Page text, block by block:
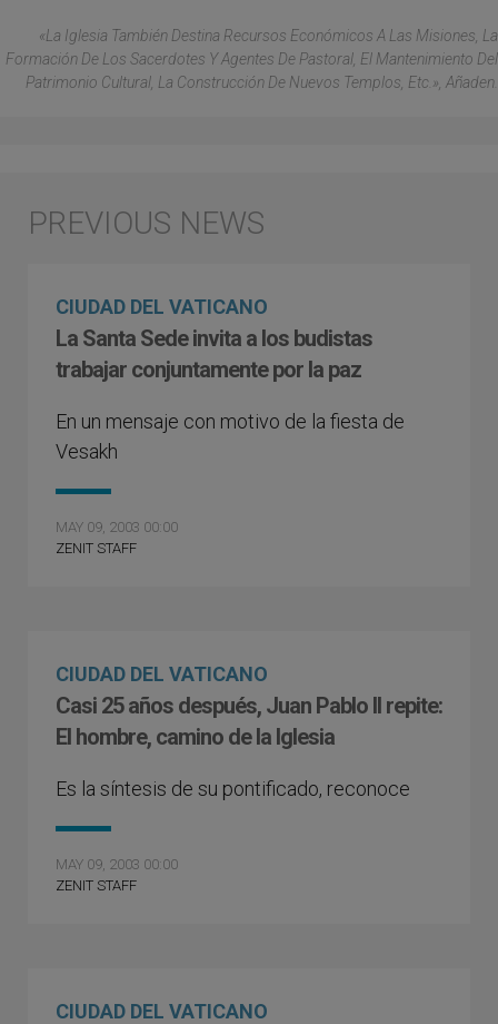
«La Iglesia También Destina Recursos Económicos A Las Misiones, La
Formación De Los Sacerdotes Y Agentes De Pastoral, El Mantenimiento Del
Patrimonio Cultural, La Construcción De Nuevos Templos, Etc.», Añaden.
CIUDAD DEL VATICANO
La Santa Sede invita a los budistas
trabajar conjuntamente por la paz
En un mensaje con motivo de la fiesta de
Vesakh
MAY 09, 2003 00:00
ZENIT STAFF
CIUDAD DEL VATICANO
Casi 25 años después, Juan Pablo II repite:
El hombre, camino de la Iglesia
Es la síntesis de su pontificado, reconoce
MAY 09, 2003 00:00
ZENIT STAFF
CIUDAD DEL VATICANO